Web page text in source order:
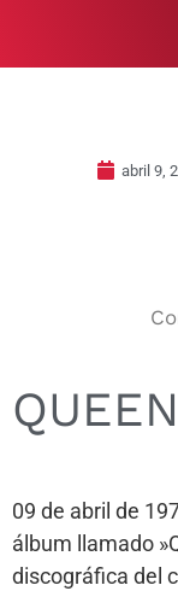
abril 9,
QUEEN
09 de abril de
álbum llamado
discográfica del